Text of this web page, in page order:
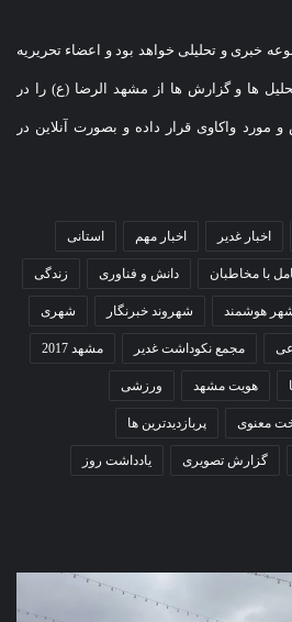
خبری و تحلیلی خواهد بود و اعضاء تحریریه
ها و گزارش ها از مشهد الرضا (ع) را در
مورد واکاوی قرار داده و بصورت آنلاین در
اخبار غدیر اخبار مهم استانی
با مخاطبان دانش و فناوری زندگی
هوشمند شهروند خبرنگار شهری
مجمع نکوداشت غدیر مشهد 2017
هویت مشهد ورزشی
معنوی پربازدیدترین ها
گزارش تصویری یادداشت روز